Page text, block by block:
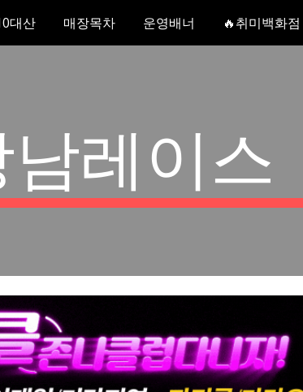
Skip to navigation
대산 매장목차 운영배너 🔥취미백화점
레이스